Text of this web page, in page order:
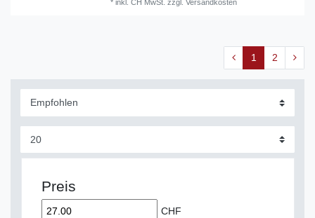
*inkl. CH MwSt. zzgl.Versandkosten
1 2
Preis
CHF